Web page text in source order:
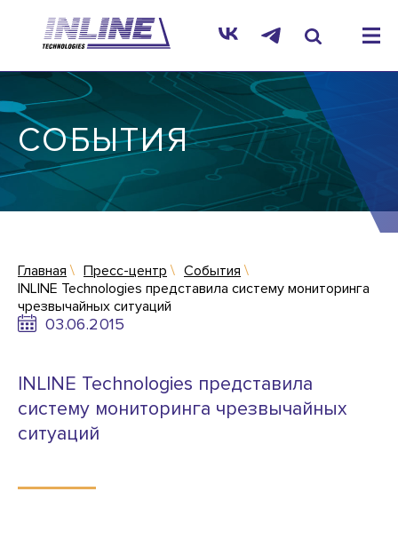
СОБЫТИЯ
Главная Пресс-центр
События
INLINE Technologies представила систему мониторинга
чрезвычайных ситуаций
03.06.2015
INLINE Technologies представила
систему мониторинга чрезвычайных
ситуаций